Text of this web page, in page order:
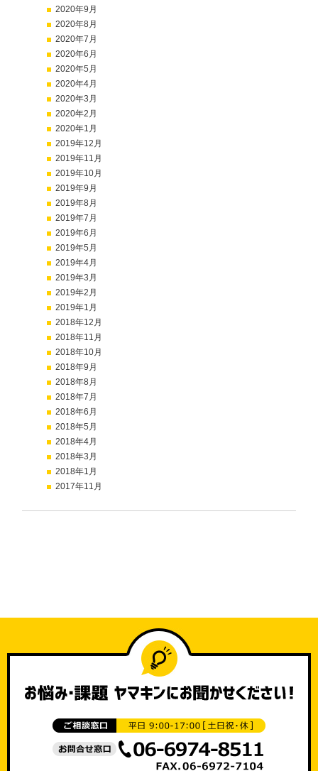
2020年9月
2020年8月
2020年7月
2020年6月
2020年5月
2020年4月
2020年3月
2020年2月
2020年1月
2019年12月
2019年11月
2019年10月
2019年9月
2019年8月
2019年7月
2019年6月
2019年5月
2019年4月
2019年3月
2019年2月
2019年1月
2018年12月
2018年11月
2018年10月
2018年9月
2018年8月
2018年7月
2018年6月
2018年5月
2018年4月
2018年3月
2018年1月
2017年11月